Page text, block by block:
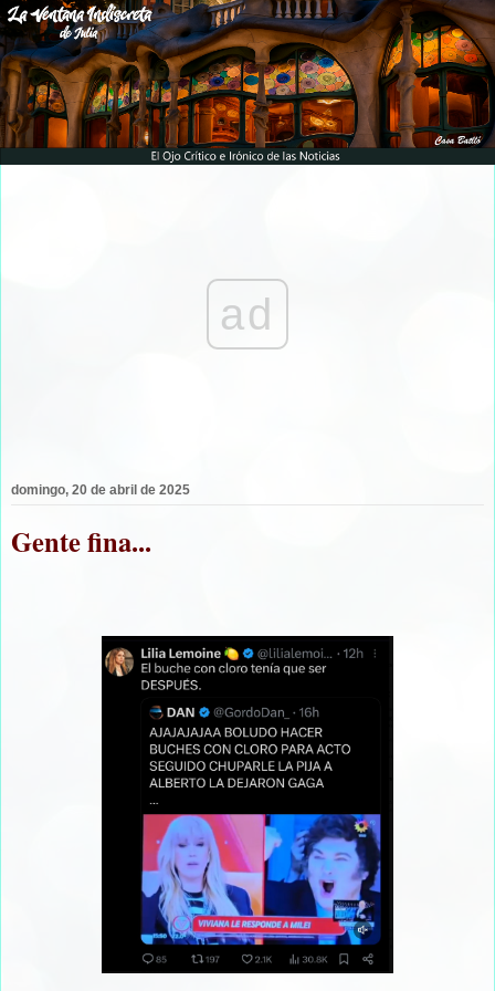
ad
domingo, 20 de abril de 2025
Gente fina...